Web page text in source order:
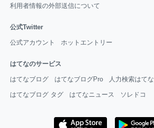
利用者情報の外部送信について
公式Twitter
公式アカウント ホットエントリー
はてなのサービス
はてなブログ はてなブログPro 人力検索はてな
はてなブログ タグ はてなニュース ソレドコ